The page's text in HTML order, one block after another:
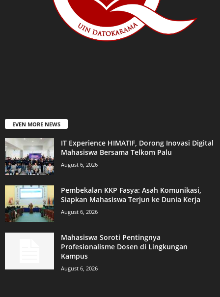
EVEN MORE NEWS
IT Experience HIMATIF, Dorong Inovasi Digital
Mahasiswa Bersama Telkom Palu
August 6, 2026
Pembekalan KKP Fasya: Asah Komunikasi,
Siapkan Mahasiswa Terjun ke Dunia Kerja
August 6, 2026
Mahasiswa Soroti Pentingnya
Profesionalisme Dosen di Lingkungan
Kampus
August 6, 2026